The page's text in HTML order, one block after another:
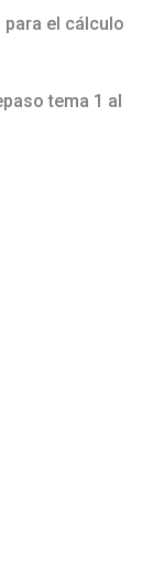
para el cálculo
tema 1 al